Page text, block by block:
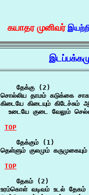
கயாதர முனிவர்
    தேக்கு (2)
சொல்லிய தாமம் கடுக்கை
கிடையே கிடையும்
உடையே குடை வேலும்
TOP
    தேக்கும் (1)
தெள்ளும் குலமும்
TOP
    தேகம் (2)
உரம்கொள் வடிவம் உடல் தேகம்